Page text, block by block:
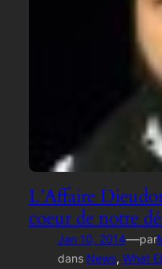
L’Affaire
coeur de notre
Jan 10, 2014—par
dans News, What